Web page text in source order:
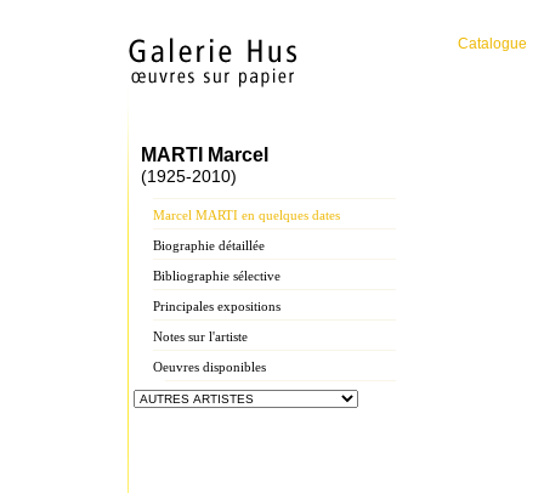
Catalogue
MARTI Marcel
(1925-2010)
Marcel MARTI en quelques dates
Biographie détaillée
Bibliographie sélective
Principales expositions
Notes sur l'artiste
Oeuvres disponibles